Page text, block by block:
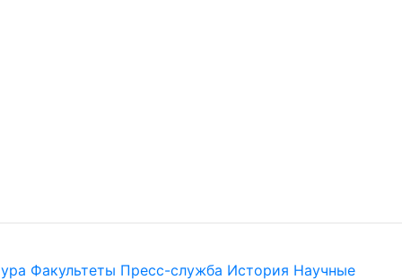
Факультеты Пресс-служба История Научные